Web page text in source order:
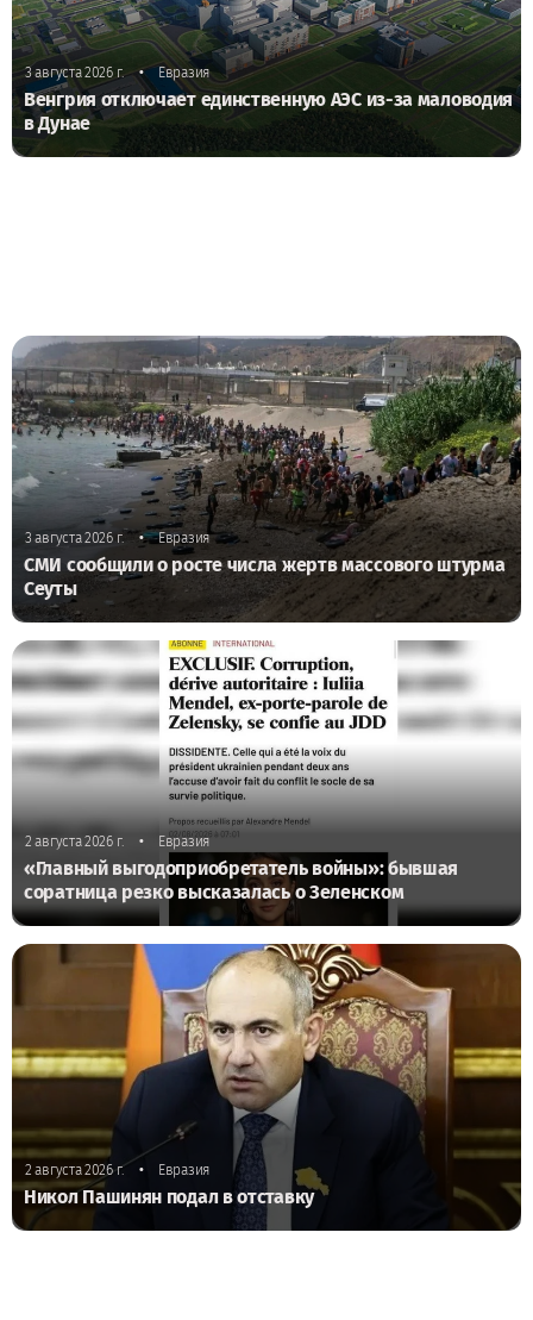
3 августа 2026 г. • Евразия
Венгрия отключает единственную АЭС из-за маловодия
в Дунае
3 августа 2026 г. • Евразия
СМИ сообщили о росте числа жертв массового штурма
Сеуты
2 августа 2026 г. • Евразия
«Главный выгодоприобретатель войны»: бывшая
соратница резко высказалась о Зеленском
2 августа 2026 г. • Евразия
Никол Пашинян подал в отставку